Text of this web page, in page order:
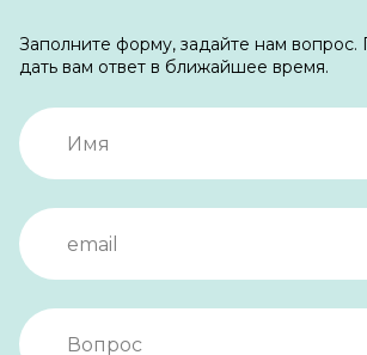
Заполните форму, задайте нам вопрос.
дать вам ответ в ближайшее время.